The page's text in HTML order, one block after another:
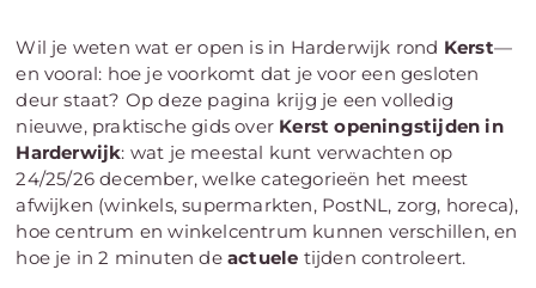
Wil je weten wat er open is in Harderwijk rond Kerst—
en vooral: hoe je voorkomt dat je voor een gesloten
deur staat? Op deze pagina krijg je een volledig
nieuwe, praktische gids over Kerst openingstijden in
Harderwijk: wat je meestal kunt verwachten op
24/25/26 december, welke categorieën het meest
afwijken (winkels, supermarkten, PostNL, zorg, horeca),
hoe centrum en winkelcentrum kunnen verschillen, en
hoe je in 2 minuten deactuele tijden controleert.